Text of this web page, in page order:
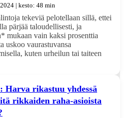
| kesto: 48 min
tekeviä pelotellaan sillä, ettei
pärjää taloudellisesti, ja
mukaan vain kaksi prosenttia
uskoo vaurastuvansa
kuten urheilun tai taiteen
Harva rikastuu yhdessä
rikkaiden raha-asioista